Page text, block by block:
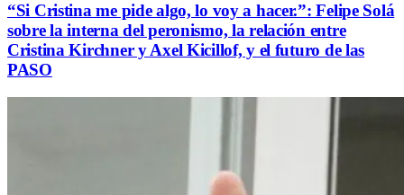
“Si Cristina me pide algo, lo voy a hacer.”: Felipe Solá
sobre la interna del peronismo, la relación entre
Cristina Kirchner y Axel Kicillof, y el futuro de las
PASO